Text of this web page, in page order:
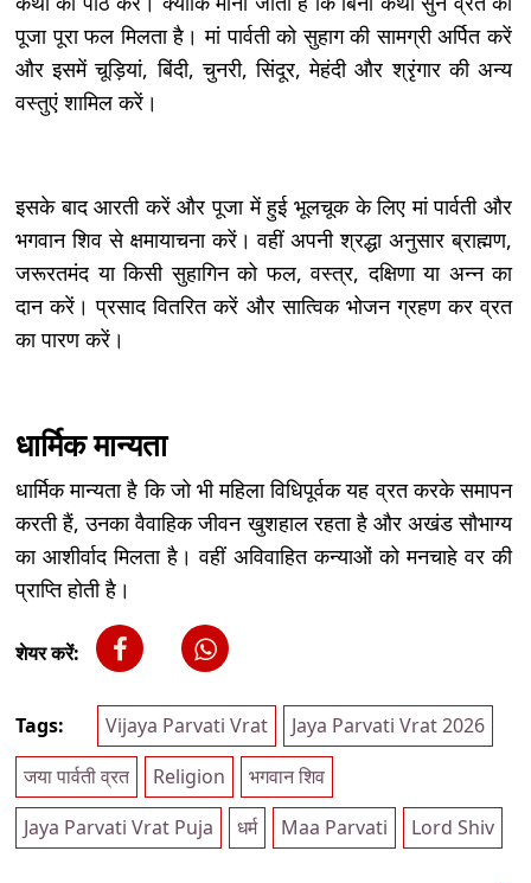
पूजा पूरा फल मिलता है। मां पार्वती को सुहाग की सामग्री अर्पित करें
और इसमें चूड़ियां, बिंदी, चुनरी, सिंदूर, मेहंदी और श्रृंगार की अन्य
वस्तुएं शामिल करें।
इसके बाद आरती करें और पूजा में हुई भूलचूक के लिए मां पार्वती और
भगवान शिव से क्षमायाचना करें। वहीं अपनी श्रद्धा अनुसार ब्राह्मण,
जरूरतमंद या किसी सुहागिन को फल, वस्त्र, दक्षिणा या अन्न का
दान करें। प्रसाद वितरित करें और सात्विक भोजन ग्रहण कर व्रत
का पारण करें।
धार्मिक मान्यता
धार्मिक मान्यता है कि जो भी महिला विधिपूर्वक यह व्रत करके समापन
करती हैं, उनका वैवाहिक जीवन खुशहाल रहता है और अखंड सौभाग्य
का आशीर्वाद मिलता है। वहीं अविवाहित कन्याओं को मनचाहे वर की
प्राप्ति होती है।
शेयर करें:
Tags: Vijaya Parvati Vrat
Jaya Parvati Vrat 2026
जया पार्वती व्रत
Religion
भगवान शिव
Jaya Parvati Vrat Puja
धर्म Maa Parvati Lord Shiv